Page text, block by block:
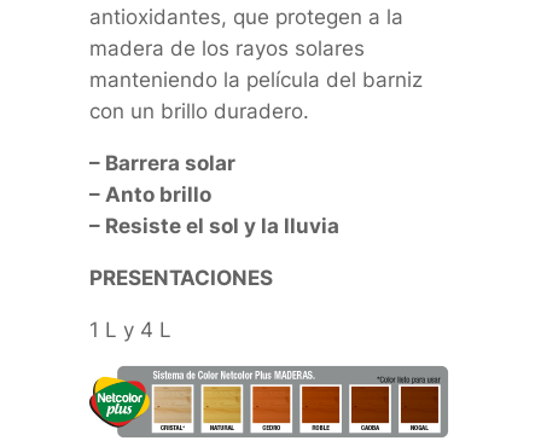
antioxidantes, que protegen a la
madera de los rayos solares
manteniendo la película del barniz
con un brillo duradero.
– Barrera solar
– Anto brillo
– Resiste el sol y la lluvia
PRESENTACIONES
1 L y 4 L